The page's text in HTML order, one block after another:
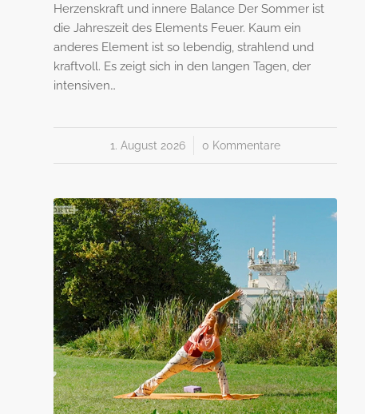
Herzenskraft und innere Balance Der Sommer ist
die Jahreszeit des Elements Feuer. Kaum ein
anderes Element ist so lebendig, strahlend und
kraftvoll. Es zeigt sich in den langen Tagen, der
intensiven…
1. August 2026
/ 0 Kommentare